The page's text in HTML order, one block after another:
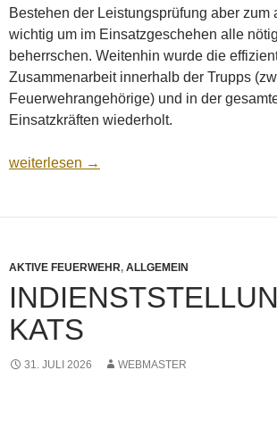
Bestehen der Leistungsprüfung aber zum
wichtig um im Einsatzgeschehen alle
beherrschen. Weitenhin wurde die
Zusammenarbeit innerhalb der Trupps
Feuerwehrangehörige) und in der
Einsatzkräften wiederholt.
Leistungsprüfung THL erfolgreich abgelegt
weiterlesen →
AKTIVE FEUERWEHR, ALLGEMEIN
KATS
31. JULI 2026 WEBMASTER